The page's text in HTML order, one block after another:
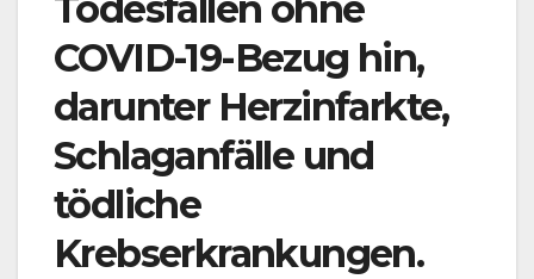
Todesfällen ohne
COVID-19-Bezug hin,
darunter Herzinfarkte,
Schlaganfälle und
tödliche
Krebserkrankungen.